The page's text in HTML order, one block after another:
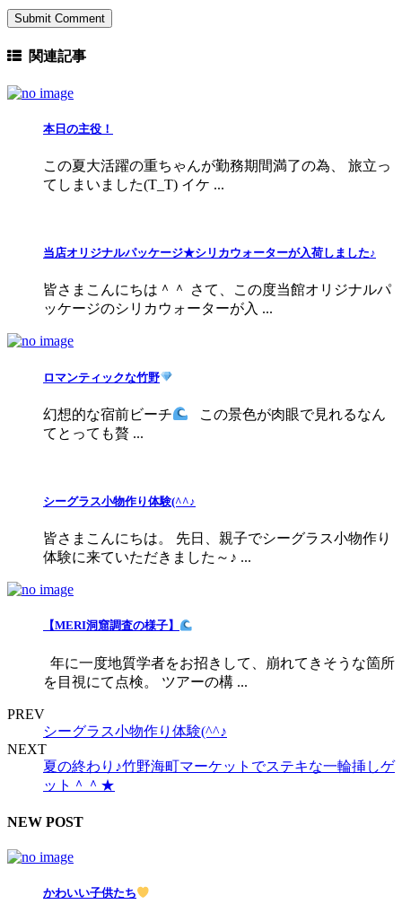
関連記事
本日の主役！
この夏大活躍の重ちゃんが勤務期間満了の為、 旅立っ
てしまいました(T_T) イケ ...
当店オリジナルパッケージ★シリカウォーターが入荷しました♪
皆さまこんにちは＾＾ さて、この度当館オリジナルパ
ッケージのシリカウォーターが入 ...
ロマンティックな竹野
幻想的な宿前ビーチ
この景色が肉眼で見れるなん
てとっても贅 ...
シーグラス小物作り体験(^^♪
皆さまこんにちは。 先日、親子でシーグラス小物作り
体験に来ていただきました～♪ ...
【MERI洞窟調査の様子】
年に一度地質学者をお招きして、崩れてきそうな箇所
を目視にて点検。 ツアーの構 ...
PREV
シーグラス小物作り体験(^^♪
NEXT
夏の終わり♪竹野海町マーケットでステキな一輪挿しゲ
ット＾＾★
NEW POST
かわいい子供たち